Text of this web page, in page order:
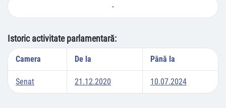
-
Istoric activitate parlamentară:
Camera De la Până la
Senat 21.12.2020 10.07.2024